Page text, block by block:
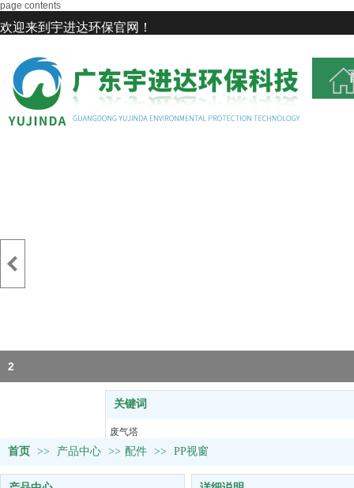
page contents
欢迎来到宇进达环保官网！
2
关键词
废气塔
塑料U型槽
首页 >> 产品中心 >> 配件 >> PP视窗